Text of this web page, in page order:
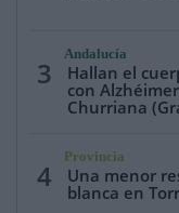
3
Andalucía
Hallan el
con
Churriana
4
Provincia
Una menor
blanca en